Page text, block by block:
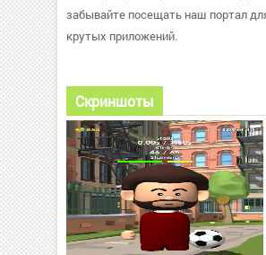
забывайте посещать наш портал
крутых приложений.
Скриншоты